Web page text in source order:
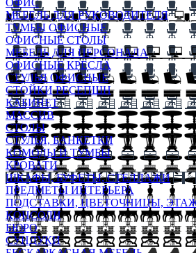
ОФИС
МЕБЕЛЬ ДЛЯ РУКОВОДИТЕЛЯ
ТУМБЫ ОФИСНЫЕ
ОФИСНЫЕ СТОЛЫ
МЕБЕЛЬ ДЛЯ ПЕРСОНАЛА
ОФИСНЫЕ КРЕСЛА
СТУЛЬЯ ОФИСНЫЕ
СТОЙКИ РЕСЕПШН
КАБИНЕТ
МАССИВ
СТОЛЫ
СТУЛЬЯ, БАНКЕТКИ
КОМОДЫ И ТУМБЫ
КРОВАТИ
ШКАФЫ, БУФЕТЫ, СТЕЛЛАЖИ
ПРЕДМЕТЫ ИНТЕРЬЕРА
ПОДСТАВКИ, ЦВЕТОЧНИЦЫ,
КОНСОЛИ
БЮРО
СУНДУКИ